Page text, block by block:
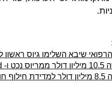
שיבא השלימו גיוס